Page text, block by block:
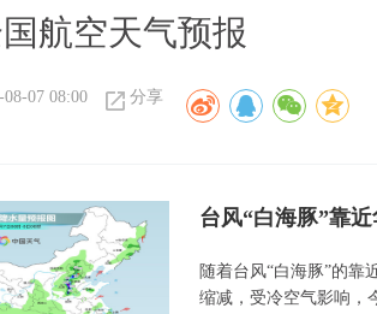
航空天气预报
08-07 08:00 分享
台风“白海豚”靠
随着台风“白海豚”的靠
缩减，受冷空气影响，